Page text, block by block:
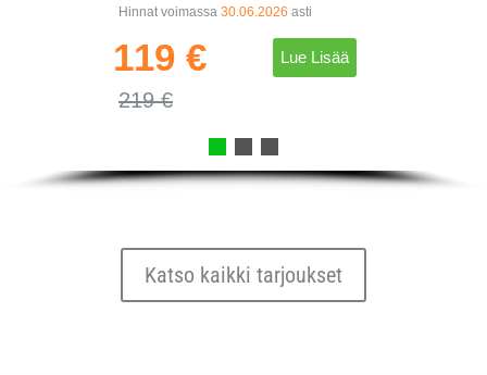
Hinnat voimassa 30.06.2026 asti
119 € Lue Lisää
219 €
Katso kaikki tarjoukset